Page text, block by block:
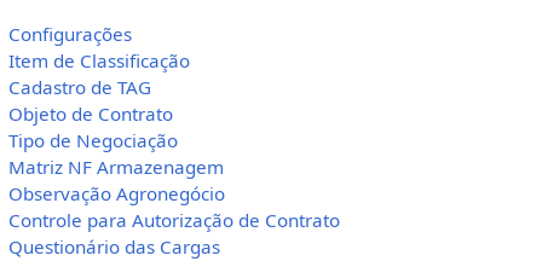
Configurações
Item de Classificação
Cadastro de TAG
Objeto de Contrato
Tipo de Negociação
Matriz NF Armazenagem
Observação Agronegócio
Controle para Autorização de Contrato
Questionário das Cargas